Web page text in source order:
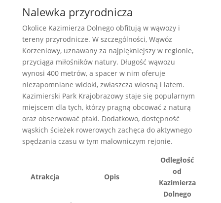
Nalewka przyrodnicza
Okolice Kazimierza Dolnego obfitują w wąwozy i
tereny przyrodnicze. W szczególności, Wąwóz
Korzeniowy, uznawany za najpiękniejszy w regionie,
przyciąga miłośników natury. Długość wąwozu
wynosi 400 metrów, a spacer w nim oferuje
niezapomniane widoki, zwłaszcza wiosną i latem.
Kazimierski Park Krajobrazowy staje się popularnym
miejscem dla tych, którzy pragną obcować z naturą
oraz obserwować ptaki. Dodatkowo, dostępność
wąskich ścieżek rowerowych zachęca do aktywnego
spędzania czasu w tym malowniczym rejonie.
Atrakcja Opis
Odległość
od
Kazimierza
Dolnego